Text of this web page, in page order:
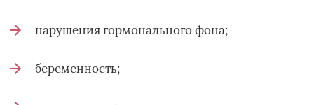
нарушения гормонального фона;
беременность;